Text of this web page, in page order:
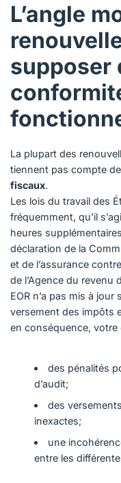
L’angle
supposer
La plupart des
tiennent pas compte de
fiscaux.
Les lois du travail des
fréquemment, qu’il
heures
déclaration de la
et de l’assurance
de l’Agence du revenu
EOR n’a pas mis à
versement des impôts
en conséquence, votre
des pénalités
d’audit;
des
inexactes;
une
entre les